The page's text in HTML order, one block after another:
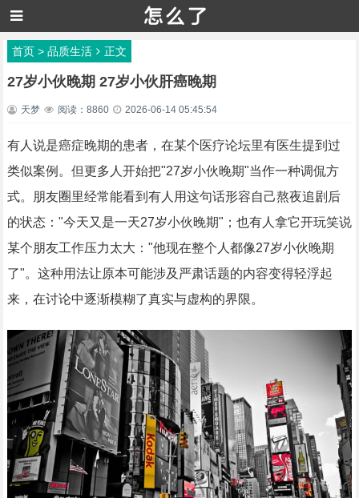
首页> 品质生活 正文
27岁小伙晚期 27岁小伙肝癌晚期
天梦 阅读：8860 2026-06-14 05:45:54
有人说是癌症晚期的患者，在某个医疗论坛里有医生提到过
类似案例。但更多人开始把"27岁小伙晚期"当作一种调侃方
式。朋友圈里经常能看到有人用这句话形容自己熬夜追剧后
的状态："今天又是一天27岁小伙晚期"；也有人拿它开玩笑说
某个朋友工作压力太大："他现在整个人都像27岁小伙晚期
了"。这种用法让原本可能涉及严肃话题的内容变得轻浮起
来，在讨论中逐渐模糊了真实与虚构的界限。